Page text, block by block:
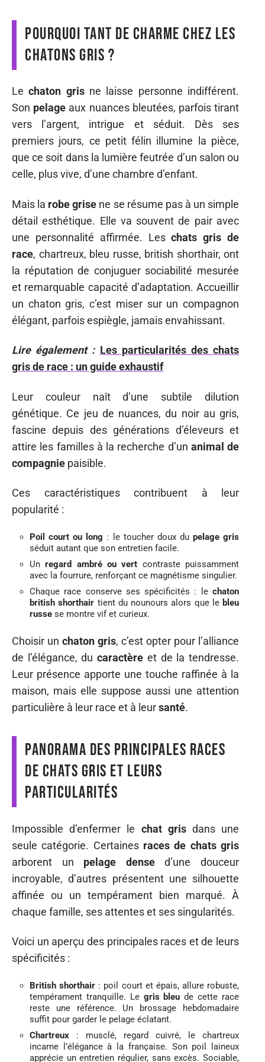
Pourquoi tant de charme chez les
chatons gris ?
Lechaton grisne laisse personne indifférent.
Son pelage aux nuances bleutées, parfois tirant
vers l’argent, intrigue et séduit. Dès ses
premiers jours, ce petit félin illumine la pièce,
que ce soit dans la lumière feutrée d’un salon ou
celle, plus vive, d’une chambre d’enfant.
Mais la robe grise ne se résume pas à un simple
détail esthétique. Elle va souvent de pair avec
une personnalité affirmée. Leschats gris de
race, chartreux, bleu russe, british shorthair, ont
la réputation de conjuguer sociabilité mesurée
et remarquable capacité d’adaptation. Accueillir
un chaton gris, c’est miser sur un compagnon
élégant, parfois espiègle, jamais envahissant.
Lire également : Les particularités des chats
gris de race : un guide exhaustif
Leur couleur naît d’une subtile dilution
génétique. Ce jeu de nuances, du noir au gris,
fascine depuis des générations d’éleveurs et
attire les familles à la recherche d’un animal de
compagnie paisible.
Ces caractéristiques contribuent à leur
popularité :
Poil court ou long : le toucher doux du pelage gris
séduit autant que son entretien facile.
Unregard ambré ou vert contraste puissamment
avec la fourrure, renforçant ce magnétisme singulier.
Chaque race conserve ses spécificités : le chaton
british shorthair tient du nounours alors que le bleu
russe se montre vif et curieux.
Choisir un chaton gris, c’est opter pour l’alliance
de l’élégance, ducaractère et de la tendresse.
Leur présence apporte une touche raffinée à la
maison, mais elle suppose aussi une attention
particulière à leur race et à leursanté.
Panorama des principales races
de chats gris et leurs
particularités
Impossible d’enfermer le chat grisdans une
seule catégorie. Certaines races de chats gris
arborent un pelage densed’une douceur
incroyable, d’autres présentent une silhouette
affinée ou un tempérament bien marqué. À
chaque famille, ses attentes et ses singularités.
Voici un aperçu des principales races et de leurs
spécificités :
British shorthair : poil court et épais, allure robuste,
tempérament tranquille. Le gris bleu de cette race
reste une référence. Un brossage hebdomadaire
suffit pour garder le pelage éclatant.
Chartreux : musclé, regard cuivré, le chartreux
incarne l’élégance à la française. Son poil laineux
apprécie un entretien régulier, sans excès. Sociable,